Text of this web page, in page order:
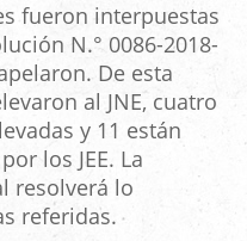
fueron interpuestas
N.° 0086-2018-
De esta
al JNE, cuatro
y 11 están
los JEE. La
resolverá lo
referidas.